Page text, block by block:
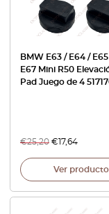
BMW E63 / E64 /
E67 Mini R50
Pad Juego de 4
€25,20 €17,64
Ver producto